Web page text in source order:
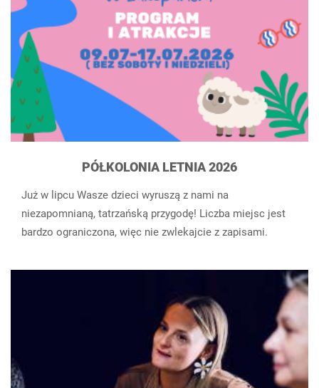
PÓŁKOLONIA LETNIA 2026
Już w lipcu Wasze dzieci wyruszą z nami na
niezapomnianą, tatrzańską przygodę! Liczba miejsc jest
bardzo ograniczona, więc nie zwlekajcie z zapisami.